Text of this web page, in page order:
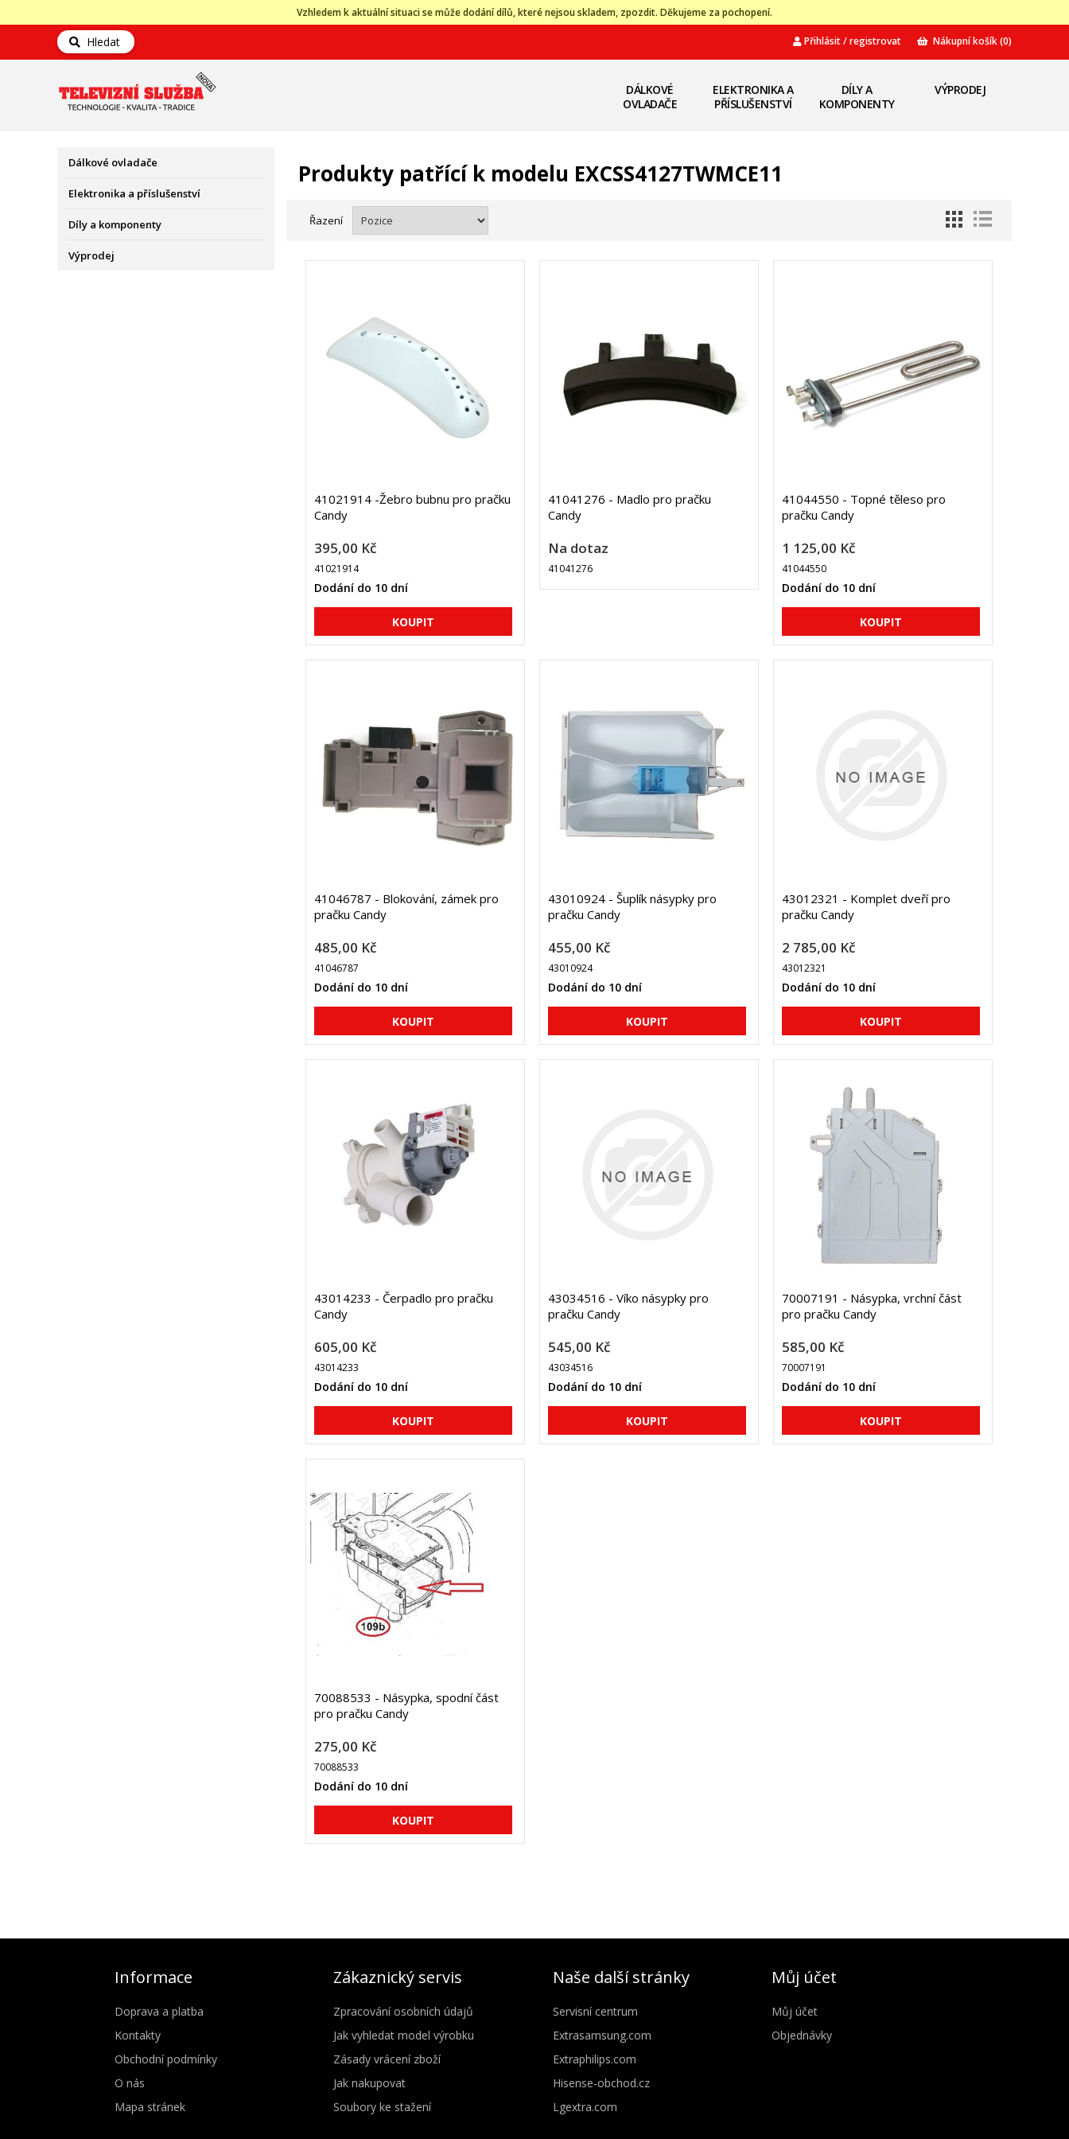
Vzhledem k aktuální situaci se může dodání dílů, které nejsou skladem, zpozdit. Děkujeme za pochopení.
Hledat Přihlásit / registrovat Nákupní košík(0)
DÁLKOVÉ
OVLADAČE
ELEKTRONIKA A
PŘÍSLUŠENSTVÍ
DÍLY A
KOMPONENTY
VÝPRODEJ
Dálkové ovladače
Elektronika a příslušenství
Díly a komponenty
Výprodej
Produkty patřící k modelu EXCSS4127TWMCE11
Řazení
41021914 -Žebro bubnu pro pračku
Candy
395,00 Kč
41021914
Dodání do 10 dní
41041276 - Madlo pro pračku
Candy
Na dotaz
41041276
41044550 - Topné těleso pro
pračku Candy
1 125,00 Kč
41044550
Dodání do 10 dní
41046787 - Blokování, zámek pro
pračku Candy
485,00 Kč
41046787
Dodání do 10 dní
43010924 - Šuplík násypky pro
pračku Candy
455,00 Kč
43010924
Dodání do 10 dní
43012321 - Komplet dveří pro
pračku Candy
2 785,00 Kč
43012321
Dodání do 10 dní
43014233 - Čerpadlo pro pračku
Candy
605,00 Kč
43014233
Dodání do 10 dní
43034516 - Víko násypky pro
pračku Candy
545,00 Kč
43034516
Dodání do 10 dní
70007191 - Násypka, vrchní část
pro pračku Candy
585,00 Kč
70007191
Dodání do 10 dní
70088533 - Násypka, spodní část
pro pračku Candy
275,00 Kč
70088533
Dodání do 10 dní
Informace
Doprava a platba
Kontakty
Obchodní podmínky
O nás
Mapa stránek
Zákaznický servis
Zpracování osobních údajů
Jak vyhledat model výrobku
Zásady vrácení zboží
Jak nakupovat
Soubory ke stažení
Naše další stránky
Servisní centrum
Extrasamsung.com
Extraphilips.com
Hisense-obchod.cz
Lgextra.com
Můj účet
Můj účet
Objednávky